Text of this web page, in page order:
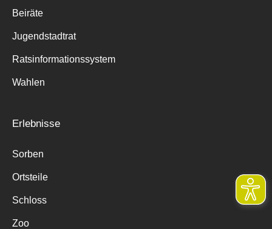
Beiräte
Jugendstadtrat
Ratsinformationssystem
Wahlen
Erlebnisse
Sorben
Ortsteile
Schloss
Zoo